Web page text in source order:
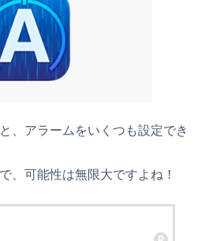
、アラームをいくつも設定でき
、可能性は無限大ですよね！